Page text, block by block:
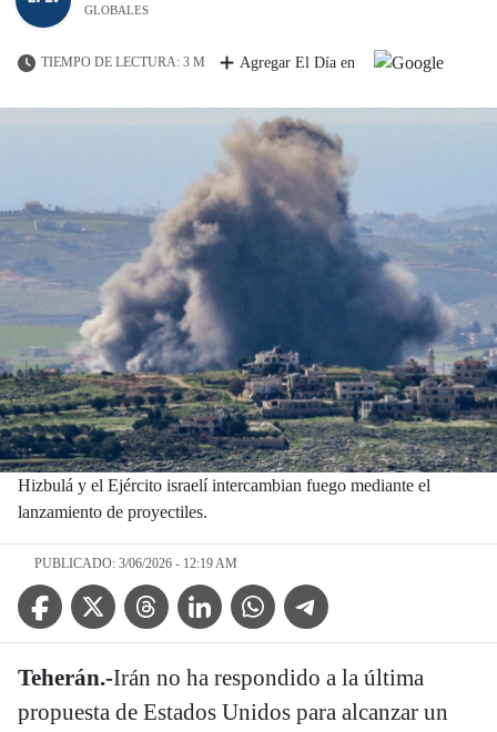
GLOBALES
TIEMPO DE LECTURA: 3 M Agregar El Día en
Hizbulá y el Ejército israelí intercambian fuego mediante el
lanzamiento de proyectiles.
PUBLICADO: 3/06/2026 - 12:19 AM
Facebook IconTwitter IconThreads IconLinkedin IconWhatsApp IconTelegram Icon
Teherán.-Irán no ha respondido a la última
propuesta de Estados Unidos para alcanzar un